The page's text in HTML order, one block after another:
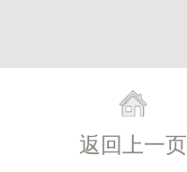
返回上一页
主页